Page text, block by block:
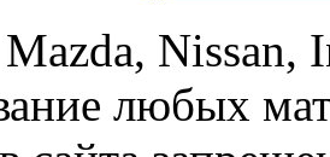
Mazda,
любых